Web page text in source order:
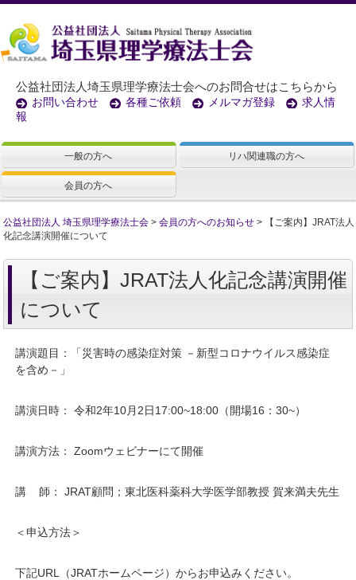
公益社団法人埼玉県理学療法士会へのお問合せはこちらから
お問い合わせ 各種ご依頼 メルマガ登録
求人情
報
一般の方へ リハ関連職の方へ
会員の方へ
公益社団法人 埼玉県理学療法士会 >会員の方へのお知らせ >
【ご案内】JRAT法人
化記念講演開催について
【ご案内】JRAT法人化記念講演開催
について
講演題目：「災害時の感染症対策 －新型コロナウイルス感染症
を含め－」
講演日時： 令和2年10月2日17:00~18:00（開場16：30~）
講演方法： Zoomウェビナーにて開催
講 師： JRAT顧問；東北医科薬科大学医学部教授 賀来満夫先生
＜申込方法＞
下記URL（JRATホームページ）からお申込みください。